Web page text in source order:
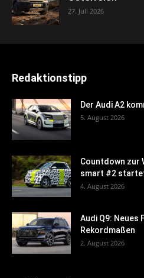
27. Juli 2026
Redaktionstipp
Der Audi A2
5. August 2026
Countdown zur
smart #2
4. August 2026
Audi Q9: Neues
Rekordmaßen
2. August 2026